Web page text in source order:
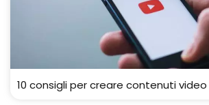
10 consigli per creare contenuti video